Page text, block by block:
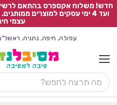
ועד 4 ימי עסקים למוצרים
עצמי
עפולה, חיפה, נתניה,